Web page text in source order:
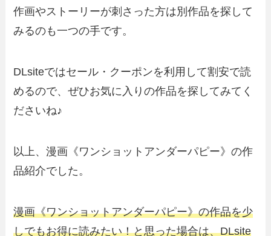
作画やストーリーが刺さった方は別作品を探して
みるのも一つの手です。
DLsiteではセール・クーポンを利用して割安で読
めるので、ぜひお気に入りの作品を探してみてく
ださいね♪
以上、漫画《ワンショットアンダーパピー》の作
品紹介でした。
漫画《ワンショットアンダーパピー》の作品を少
しでもお得に読みたい！と思った場合は、DLsite